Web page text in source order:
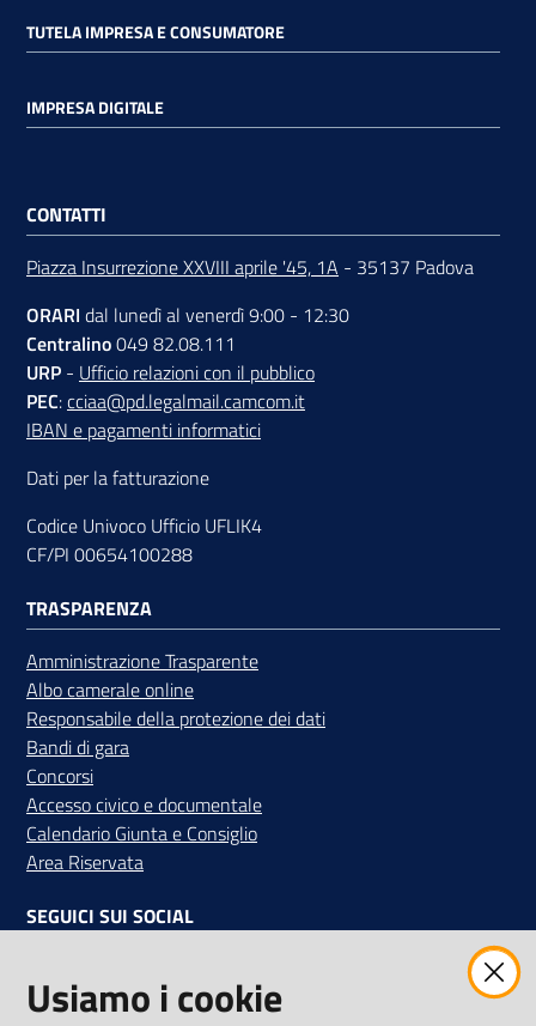
TUTELA IMPRESA E CONSUMATORE
IMPRESA DIGITALE
CONTATTI
Piazza Insurrezione XXVIII aprile '45, 1A - 35137 Padova
ORARI dal lunedì al venerdì 9:00 - 12:30
Centralino049 82.08.111
URP - Ufficio relazioni con il pubblico
PEC:cciaa@pd.legalmail.camcom.it
IBAN e pagamenti informatici
Dati per la fatturazione
Codice Univoco Ufficio UFLIK4
CF/PI 00654100288
TRASPARENZA
Amministrazione Trasparente
Albo camerale online
Responsabile della protezione dei dati
Bandi di gara
Concorsi
Accesso civico e documentale
Calendario Giunta e Consiglio
Area Riservata
SEGUICI SUI SOCIAL
Usiamo i cookie